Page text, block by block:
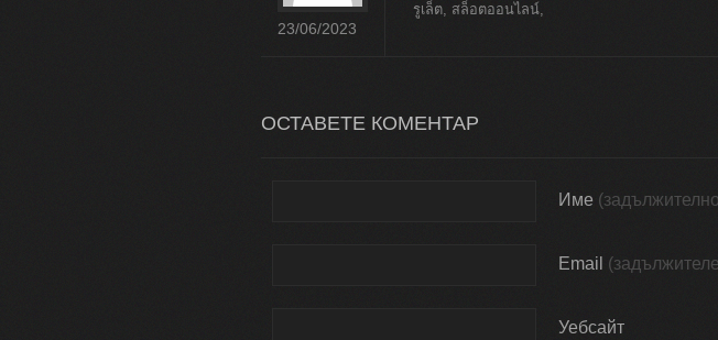
23/06/2023
รูเล็ต, สล็อตออนไลน์,
ОСТАВЕТЕ КОМЕНТАР
Име
Email
Уебсайт